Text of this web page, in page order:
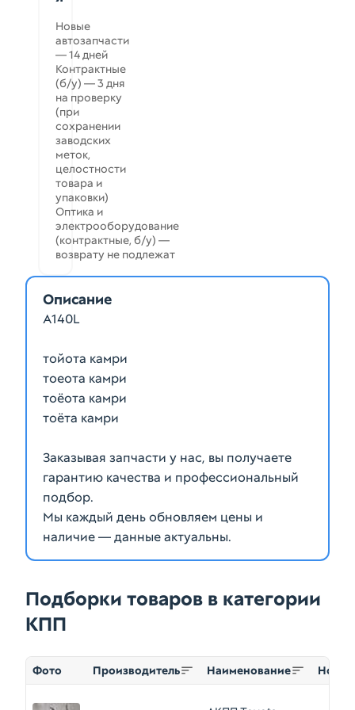
Новые
автозапчасти
— 14 дней
Контрактные
(б/у) — 3 дня
на проверку
(при
сохранении
заводских
меток,
целостности
товара и
упаковки)
Оптика и
электрооборудование
(контрактные, б/у) —
возврату не подлежат
Описание
A140L
тойота камри
тоеота камри
тоёота камри
тоёта камри
Заказывая запчасти у нас, вы получаете
гарантию качества и профессиональный
подбор.
Мы каждый день обновляем цены и
наличие — данные актуальны.
Подборки товаров в категории
КПП
Фото Производитель Наименование Номер